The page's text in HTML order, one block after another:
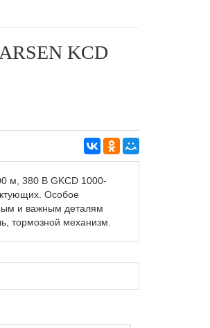
KCD
м, 380 В GKCD 1000-
Особое
и важным деталям
тормозной механизм.